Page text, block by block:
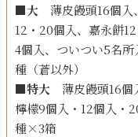
■大 薄皮饅頭16個入
12・20個入、嘉永餅
4個入、ついつい5名
種（蒼以外）
■特大 薄皮饅頭16個
檸檬9個入・12個入・
種×3箱